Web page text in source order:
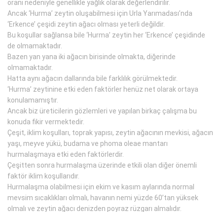
oranı nedeniyle genellikle yağlık olarak değerlendirilir.
Ancak ‘Hurma’ zeytin oluşabilmesi için Urla Yarımadası’nda
‘Erkence’ çeşidi zeytin ağacı olması yeterli değildir.
Bu koşullar sağlansa bile ‘Hurma’ zeytin her ‘Erkence’ çeşidinde
de olmamaktadır.
Bazen yan yana iki ağacın birisinde olmakta, diğerinde
olmamaktadır.
Hatta aynı ağacın dallarında bile farklılık görülmektedir.
‘Hurma’ zeytinine etki eden faktörler henüz net olarak ortaya
konulamamıştır.
Ancak biz üreticilerin gözlemleri ve yapılan birkaç çalışma bu
konuda fikir vermektedir.
Çeşit, iklim koşulları, toprak yapısı, zeytin ağacının mevkisi, ağacın
yaşı, meyve yükü, budama ve phoma oleae mantarı
hurmalaşmaya etki eden faktörlerdir.
Çeşitten sonra hurmalaşma üzerinde etkili olan diğer önemli
faktör iklim koşullarıdır.
Hurmalaşma olabilmesi için ekim ve kasım aylarında normal
mevsim sıcaklıkları olmalı, havanın nemi yüzde 60’tan yüksek
olmalı ve zeytin ağacı denizden poyraz rüzgarı almalıdır.